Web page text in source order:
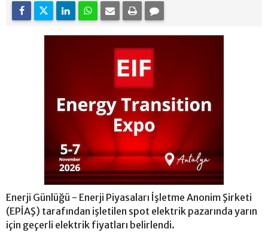
Enerji Günlüğü - Enerji Piyasaları İşletme Anonim Şirketi
(EPİAŞ) tarafından işletilen spot elektrik pazarında yarın
için geçerli elektrik fiyatları belirlendi.